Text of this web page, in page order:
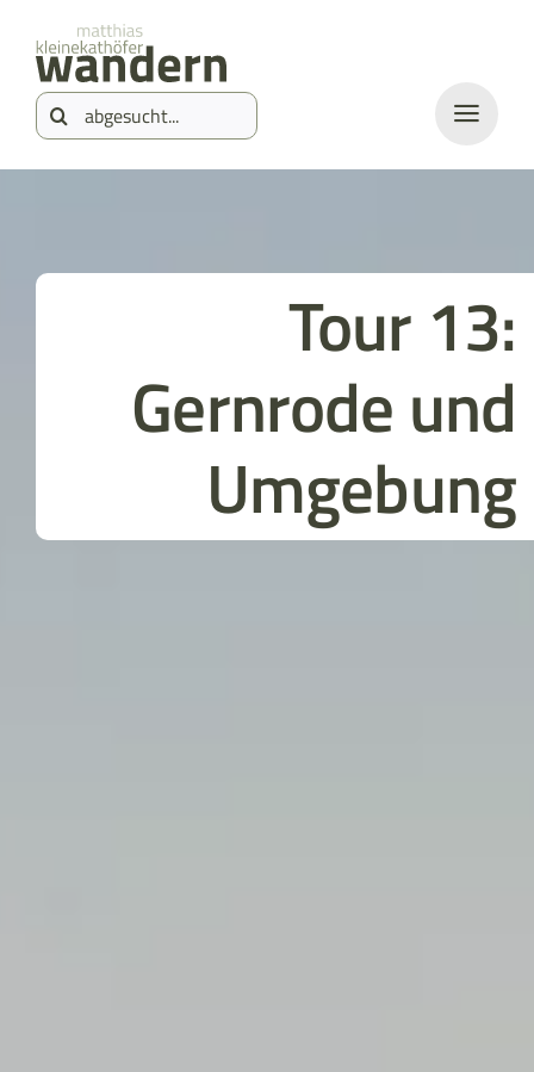
springen
Inhalt
springen
Suche
nach:
Tour 13:
Gernrode und
Umgebung